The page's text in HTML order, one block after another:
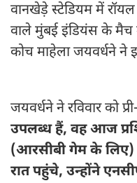
वानखेड़े स्टेडियम में
वाले मुंबई इंडियंस के
कोच माहेला जयवर्धने ने
जयवर्धने ने रविवार को
उपलब्ध हैं, वह आज
(आरसीबी गेम के लिए)
रात पहुंचे, उन्होंने